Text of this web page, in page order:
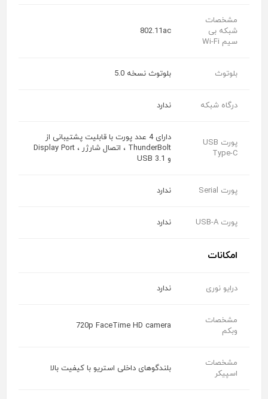
مشخصات
شبکه بی
سیم Wi-Fi
802.11ac
بلوتوث بلوتوث نسخه 5.0
درگاه شبکه ندارد
پورت USB
Type-C
دارای 4 عدد پورت با قابلیت پشتیبانی از
ThunderBolt ، اتصال شارژر ، Display Port
و USB 3.1
پورت Serial ندارد
پورت USB-A ندارد
امکانات
درایو نوری ندارد
مشخصات
وبکم
720p FaceTime HD camera
مشخصات
اسپیکر
بلندگوهای داخلی استریو با کیفیت بالا